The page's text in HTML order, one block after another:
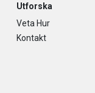
Utforska
Veta Hur
Kontakt